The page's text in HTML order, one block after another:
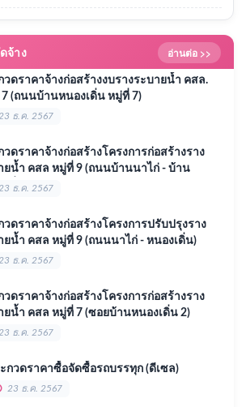
จ้าง อ่านต่อ >>
วดราคาจ้างก่อสร้างงบรางระบายน้ำ คสล.
(ถนนบ้านหนองเดิ่น หมู่ที่ 7)
23 ธ.ค. 2567
วดราคาจ้างก่อสร้างโครงการก่อสร้างราง
ยน้ำ คสล หมู่ที่ 9 (ถนนบ้านนาไก่ - บ้าน
เดิ่น)
23 ธ.ค. 2567
วดราคาจ้างก่อสร้างโครงการปรับปรุงราง
ยน้ำ คสล หมู่ที่ 9 (ถนนนาไก่ - หนองเดิ่น)
23 ธ.ค. 2567
วดราคาจ้างก่อสร้างโครงการก่อสร้างราง
ยน้ำ คสล หมู่ที่ 7 (ซอยบ้านหนองเดิ่น 2)
23 ธ.ค. 2567
กวดราคาซื้อจัดซื้อรถบรรทุก (ดีเซล)
23 ธ.ค. 2567